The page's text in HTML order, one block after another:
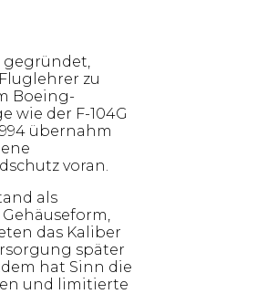
gegründet,
zu
Boeing-
wie der F-104G
übernahm
voran.
als
das Kaliber
später
hat Sinn die
und limitierte